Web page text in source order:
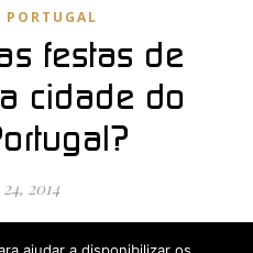
PORTUGAL
festas de
cidade do
2014